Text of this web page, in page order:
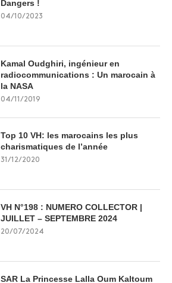
Dangers !
04/10/2023
Kamal Oudghiri, ingénieur en
radiocommunications : Un marocain à
la NASA
04/11/2019
Top 10 VH: les marocains les plus
charismatiques de l’année
31/12/2020
VH N°198 : NUMERO COLLECTOR |
JUILLET – SEPTEMBRE 2024
20/07/2024
SAR La Princesse Lalla Oum Kaltoum